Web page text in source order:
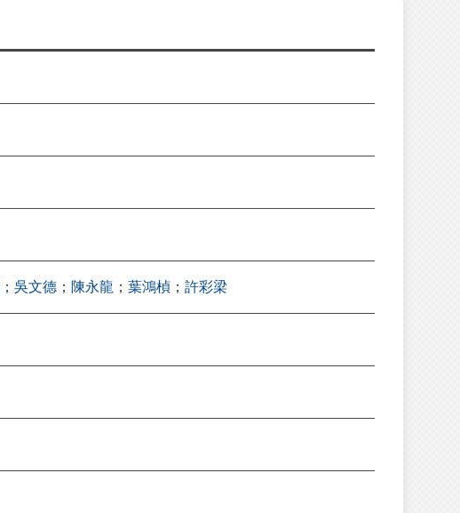
； 吳文德 ； 陳永龍 ； 葉鴻楨 ； 許彩梁